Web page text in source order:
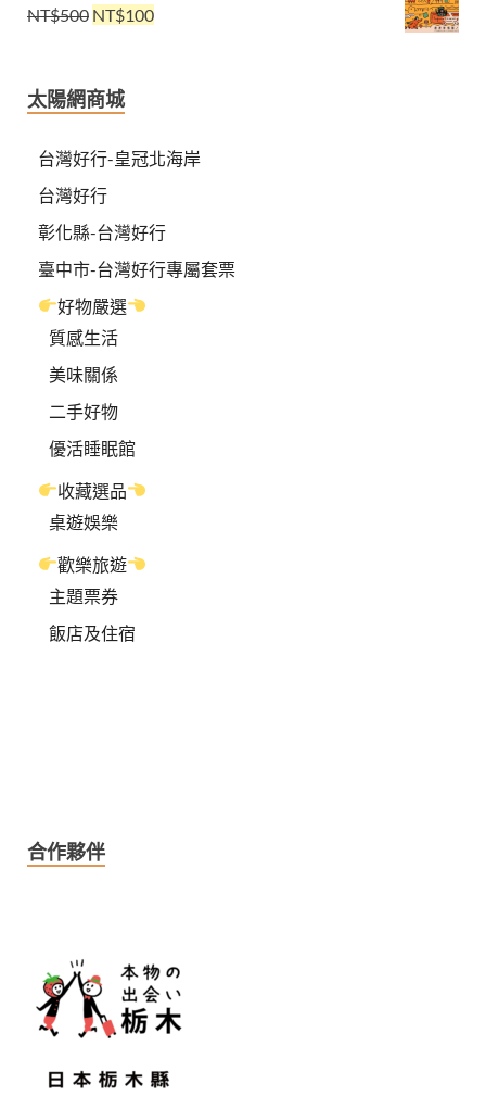
NT$500 NT$100
太陽網商城
台灣好行-皇冠北海岸
台灣好行
彰化縣-台灣好行
臺中市-台灣好行專屬套票
好物嚴選
質感生活
美味關係
二手好物
優活睡眠館
收藏選品
桌遊娛樂
歡樂旅遊
主題票券
飯店及住宿
合作夥伴